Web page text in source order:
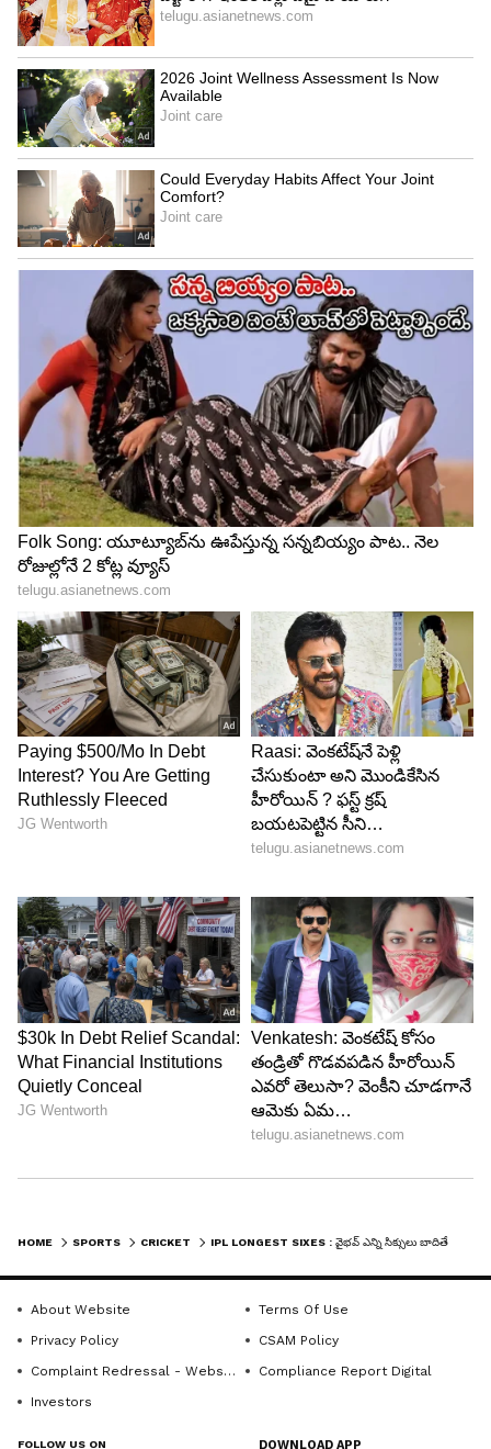
Related Articles
Tilak Varma: అవమానించిన చోటే గెలిచాడు.. ఇది
కదా తెలుగోడి రివేంజ్ అంటే! అర్ష్‌దీప్‌ను చితక్కొట్టిన
తిలక్ వర్మ!
Tilak Varma : తిలక్ వర్మ సెంచరీ విధ్వంసంతో
నమోదైన 5 అద్భుత రికార్డులు ఇవే !
3
6
Image Credit :X/englandcricket
4. జేకబ్ బెథెల్ (రాయల్ ఛాలెంజర్స్ బెంగళూరు (RCB)):
104 మీటర్ల సిక్సర్
రాయల్ ఛాలెంజర్స్ బెంగళూరు (RCB) స్టార్ బ్యాటర్ జేకబ్
బెథెల్ భారీ సిక్సర్లు బాదినవారిలో నాలుగో స్థానంలో
నిలిచాడు. ఢిల్లీ క్యాపిటల్స్‌తో జరిగిన మ్యాచ్‌లో అతను 104
మీటర్ల భారీ సిక్సర్ కొట్టాడు. ఢిల్లీలోని అరుణ్ జైట్లీ స్టేడియం
ఈ సిక్సర్‌కు సాక్ష్యంగా నిలిచింది.
3. డేవిడ్ మిల్లర్ (డిల్లీ క్యాపిటల్స్) : 106 మీటర్ల సిక్సర్
ఢిల్లీ క్యాపిటల్స్ విధ్వంసకర బ్యాటర్ డేవిడ్ మిల్లర్ ఈ
HOME SPORTS CRICKET
About Website
Terms Of Use
Privacy Policy
CSAM Policy
Complaint Redressal - Website
Compliance Report Digital
Investors
FOLLOW US ON DOWNLOAD APP